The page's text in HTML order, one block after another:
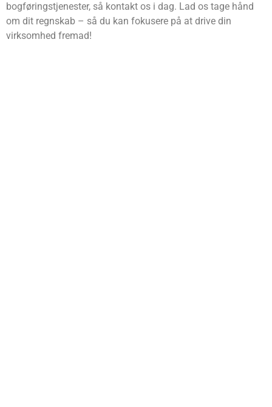
bogføringstjenester, så kontakt os i dag. Lad os tage hånd
om dit regnskab – så du kan fokusere på at drive din
virksomhed fremad!